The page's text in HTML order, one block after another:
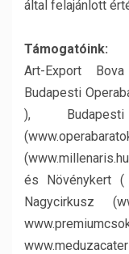
által felajánlott
Támogatóink:
Art-Export
Budapesti
), Budapesti
és Növénykert (
Nagycirkusz